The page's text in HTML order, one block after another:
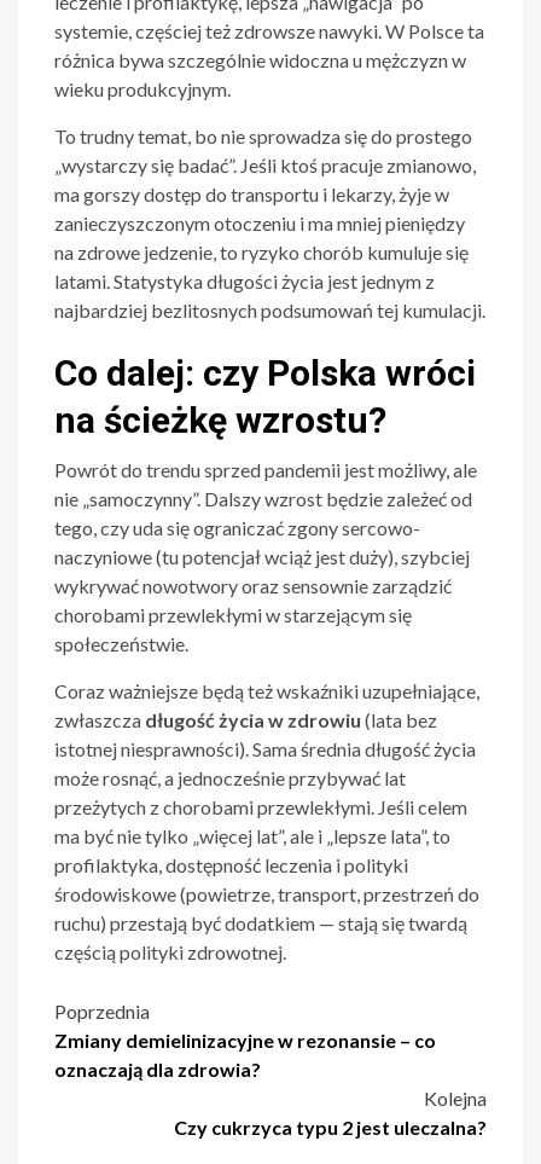
systemie, częściej też zdrowsze nawyki. W Polsce ta
różnica bywa szczególnie widoczna u mężczyzn w
wieku produkcyjnym.
To trudny temat, bo nie sprowadza się do prostego
„wystarczy się badać”. Jeśli ktoś pracuje zmianowo,
ma gorszy dostęp do transportu i lekarzy, żyje w
zanieczyszczonym otoczeniu i ma mniej pieniędzy
na zdrowe jedzenie, to ryzyko chorób kumuluje się
latami. Statystyka długości życia jest jednym z
najbardziej bezlitosnych podsumowań tej kumulacji.
Co dalej: czy Polska wróci
na ścieżkę wzrostu?
Powrót do trendu sprzed pandemii jest możliwy, ale
nie „samoczynny”. Dalszy wzrost będzie zależeć od
tego, czy uda się ograniczać zgony sercowo-
naczyniowe (tu potencjał wciąż jest duży), szybciej
wykrywać nowotwory oraz sensownie zarządzić
chorobami przewlekłymi w starzejącym się
społeczeństwie.
Coraz ważniejsze będą też wskaźniki uzupełniające,
zwłaszcza długość życia w zdrowiu (lata bez
istotnej niesprawności). Sama średnia długość życia
może rosnąć, a jednocześnie przybywać lat
przeżytych z chorobami przewlekłymi. Jeśli celem
ma być nie tylko „więcej lat”, ale i „lepsze lata”, to
profilaktyka, dostępność leczenia i polityki
środowiskowe (powietrze, transport, przestrzeń do
ruchu) przestają być dodatkiem — stają się twardą
częścią polityki zdrowotnej.
Nawigacja
wpisu
Poprzednia
Zmiany demielinizacyjne w rezonansie – co
oznaczają dla zdrowia?
Kolejna
Czy cukrzyca typu 2 jest uleczalna?